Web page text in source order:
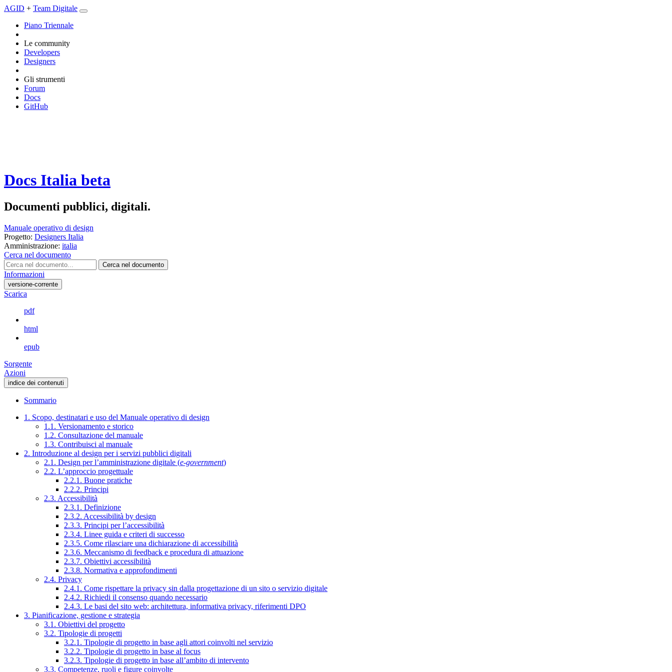
AGID + Team Digitale
Piano Triennale
Le community
Developers
Designers
Gli strumenti
Forum
Docs
GitHub
Docs Italia beta
Documenti pubblici, digitali.
Manuale operativo di design
Progetto: Designers Italia
Amministrazione: italia
Cerca nel documento
Cerca nel documento
Informazioni
versione-corrente
Scarica
pdf
html
epub
Sorgente
Azioni
indice dei contenuti
Sommario
1. Scopo, destinatari e uso del Manuale operativo di design
1.1. Versionamento e storico
1.2. Consultazione del manuale
1.3. Contribuisci al manuale
2. Introduzione al design per i servizi pubblici digitali
2.1. Design per l’amministrazione digitale (e-government)
2.2. L’approccio progettuale
2.2.1. Buone pratiche
2.2.2. Principi
2.3. Accessibilità
2.3.1. Definizione
2.3.2. Accessibilità by design
2.3.3. Principi per l’accessibilità
2.3.4. Linee guida e criteri di successo
2.3.5. Come rilasciare una dichiarazione di accessibilità
2.3.6. Meccanismo di feedback e procedura di attuazione
2.3.7. Obiettivi accessibilità
2.3.8. Normativa e approfondimenti
2.4. Privacy
2.4.1. Come rispettare la privacy sin dalla progettazione di un sito o servizio digitale
2.4.2. Richiedi il consenso quando necessario
2.4.3. Le basi del sito web: architettura, informativa privacy, riferimenti DPO
3. Pianificazione, gestione e strategia
3.1. Obiettivi del progetto
3.2. Tipologie di progetti
3.2.1. Tipologie di progetto in base agli attori coinvolti nel servizio
3.2.2. Tipologie di progetto in base al focus
3.2.3. Tipologie di progetto in base all’ambito di intervento
3.3. Competenze, ruoli e figure coinvolte